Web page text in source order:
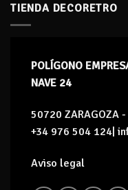
TIENDA DECORETRO
POLÍGONO
NAVE 24
50720 ZARAGOZA -
+34 976 504 124|
Aviso legal